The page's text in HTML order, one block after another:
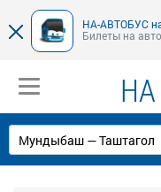
НА-АВТОБУС
Билеты на